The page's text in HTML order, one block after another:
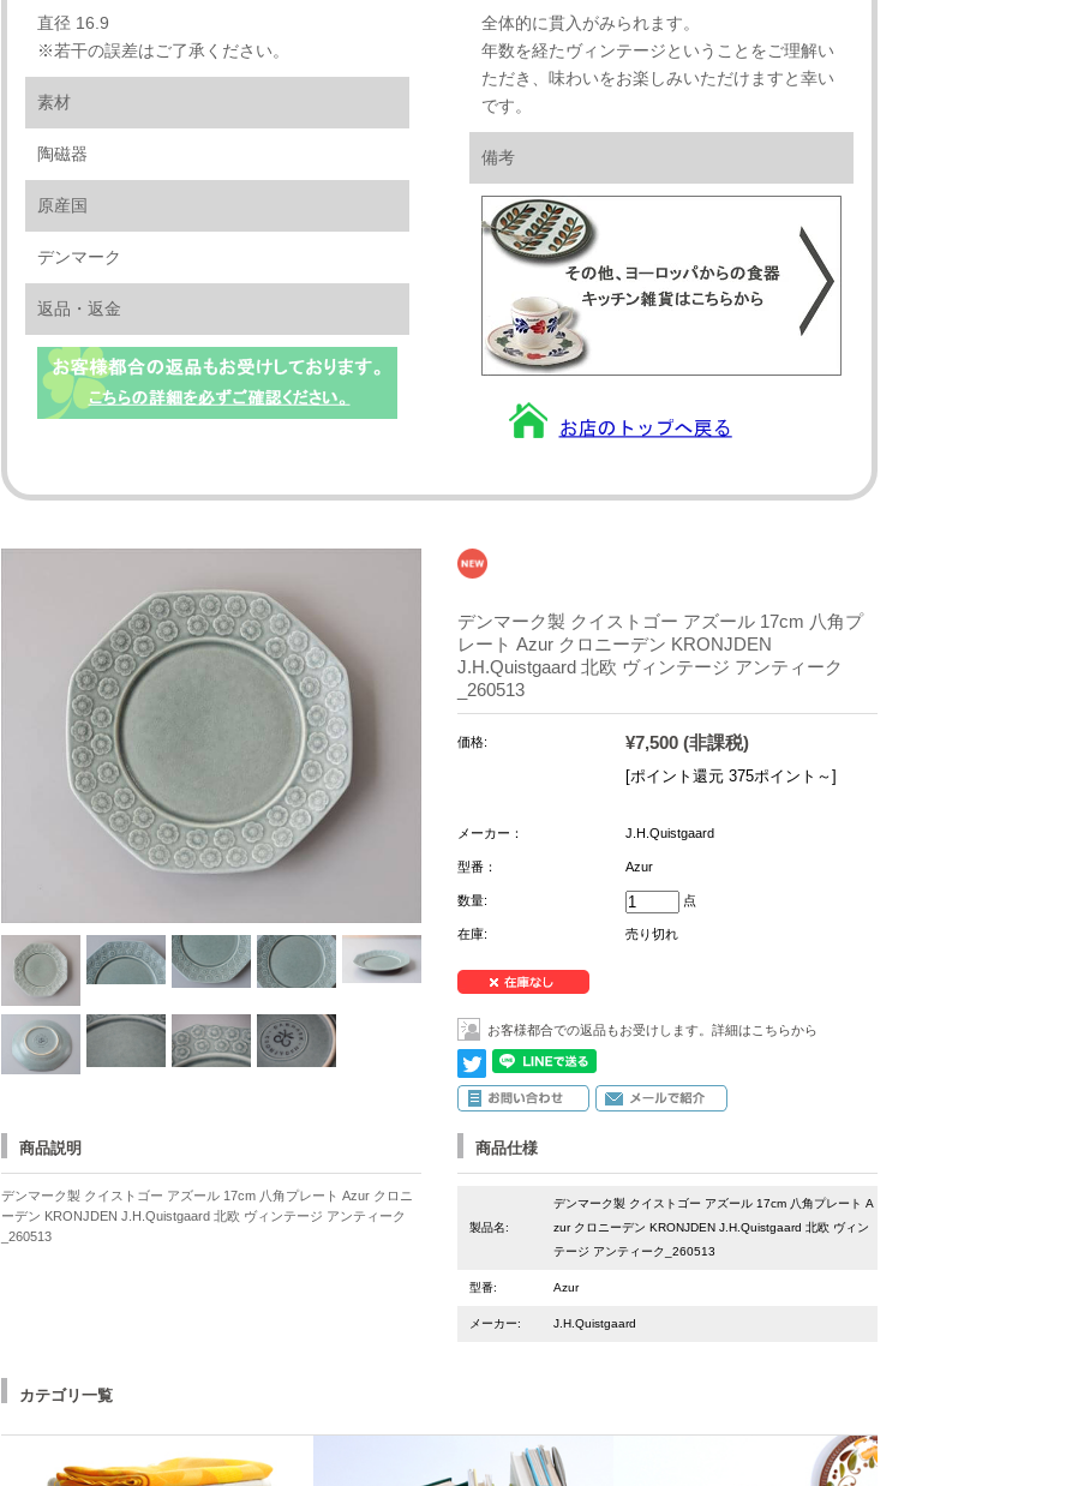
直径 16.9
※若干の誤差はご了承ください。
素材
陶磁器
原産国
デンマーク
返品・返金
全体的に貫入がみられます。
年数を経たヴィンテージということをご理解い
ただき、味わいをお楽しみいただけますと幸い
です。
備考
デンマーク製 クイストゴー アズール 17cm 八角プ
レート Azur クロニーデン KRONJDEN
J.H.Quistgaard 北欧 ヴィンテージ アンティーク
_260513
価格: ¥7,500 (非課税)
[ポイント還元 375ポイント～]
メーカー： J.H.Quistgaard
型番： Azur
数量: 点
在庫: 売り切れ
お客様都合での返品もお受けします。詳細はこちらから
商品説明
デンマーク製 クイストゴー アズール 17cm 八角プレート Azur クロニ
ーデン KRONJDEN J.H.Quistgaard 北欧 ヴィンテージ アンティーク
_260513
商品仕様
製品名:
デンマーク製 クイストゴー アズール 17cm 八角プレート A
zur クロニーデン KRONJDEN J.H.Quistgaard 北欧 ヴィン
テージ アンティーク_260513
型番: Azur
メーカー: J.H.Quistgaard
カテゴリ一覧